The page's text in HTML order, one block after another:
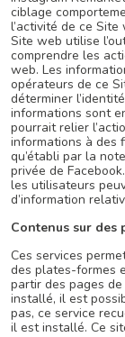
ciblage
l’activité de ce
Site web utilise
comprendre les
web. Les
opérateurs de ce
déterminer
informations sont
pourrait relier
informations à des
qu’établi par la
privée de
les utilisateurs
d’information
Contenus sur des
Ces services
des plates-formes
partir des pages
installé, il est
pas, ce service
il est installé. Ce